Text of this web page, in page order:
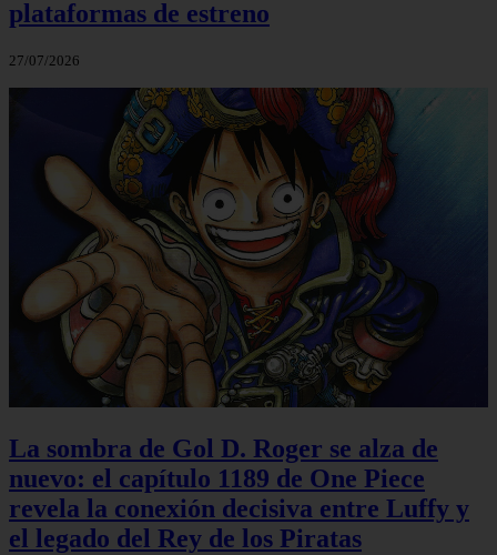
plataformas de estreno
27/07/2026
La sombra de Gol D. Roger se alza de
nuevo: el capítulo 1189 de One Piece
revela la conexión decisiva entre Luffy y
el legado del Rey de los Piratas